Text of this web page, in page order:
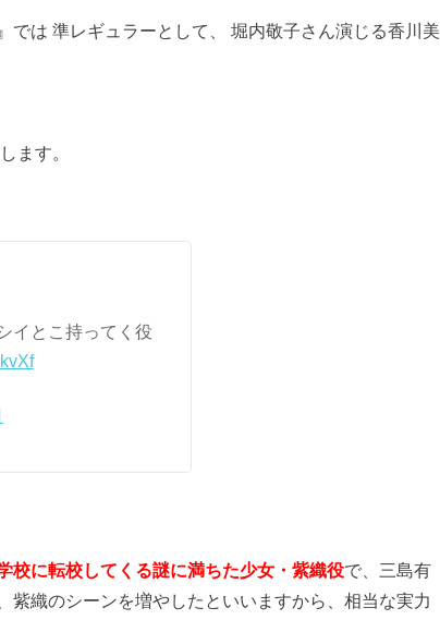
は 準レギュラーとして、 堀内敬子さん演じる香川美
します。
イとこ持ってく役
校に転校してくる謎に満ちた少女・紫織役で、三島有
紫織のシーンを増やしたといいますから、相当な実力